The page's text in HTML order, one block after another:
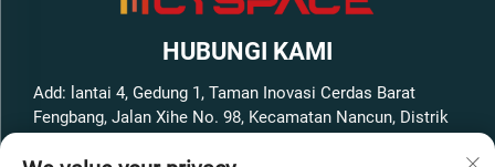
HUBUNGI KAMI
Add: lantai 4, Gedung 1, Taman Inovasi Cerdas Barat
Fengbang, Jalan Xihe No. 98, Kecamatan Nancun, Distrik